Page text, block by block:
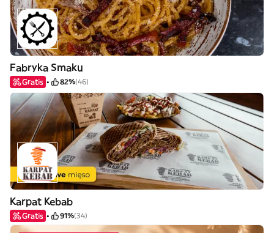
Fabryka Smaku
Gratis 82%(46)
Karpat Kebab
Gratis 91%(34)